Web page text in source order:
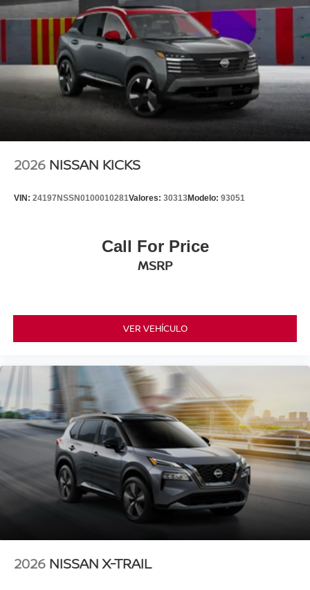
2026 NISSAN KICKS
VIN: 24197NSSN0100010281Valores: 30313Modelo: 93051
Call For Price
MSRP
VER VEHÍCULO
2026 NISSAN X-TRAIL